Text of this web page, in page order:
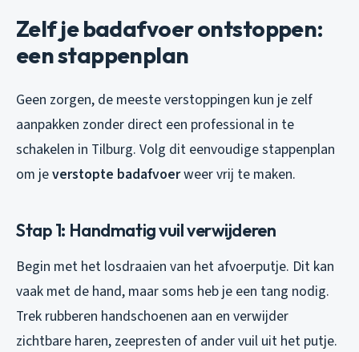
Zelf je badafvoer ontstoppen:
een stappenplan
Geen zorgen, de meeste verstoppingen kun je zelf
aanpakken zonder direct een professional in te
schakelen in Tilburg. Volg dit eenvoudige stappenplan
om jeverstopte badafvoerweer vrij te maken.
Stap 1: Handmatig vuil verwijderen
Begin met het losdraaien van het afvoerputje. Dit kan
vaak met de hand, maar soms heb je een tang nodig.
Trek rubberen handschoenen aan en verwijder
zichtbare haren, zeepresten of ander vuil uit het putje.